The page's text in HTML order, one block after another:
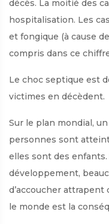
décès. La moitié des
hospitalisation. Les
et fongique (à cause
compris dans ce
Le choc septique est
victimes en décèdent.
Sur le plan mondial,
personnes sont
elles sont des
développement,
d’accoucher attrapent
le monde est la